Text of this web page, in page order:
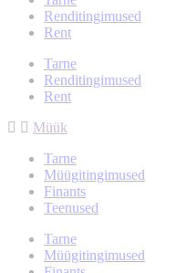
Renditingimused
Rent
Tarne
Renditingimused
Rent
Müük
Tarne
Müügitingimused
Finants
Teenused
Tarne
Müügitingimused